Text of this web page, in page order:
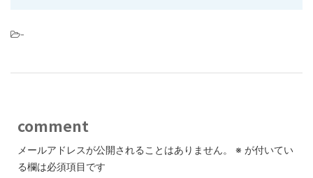
-
comment
メールアドレスが公開されることはありません。 ※ が付いてい
る欄は必須項目です